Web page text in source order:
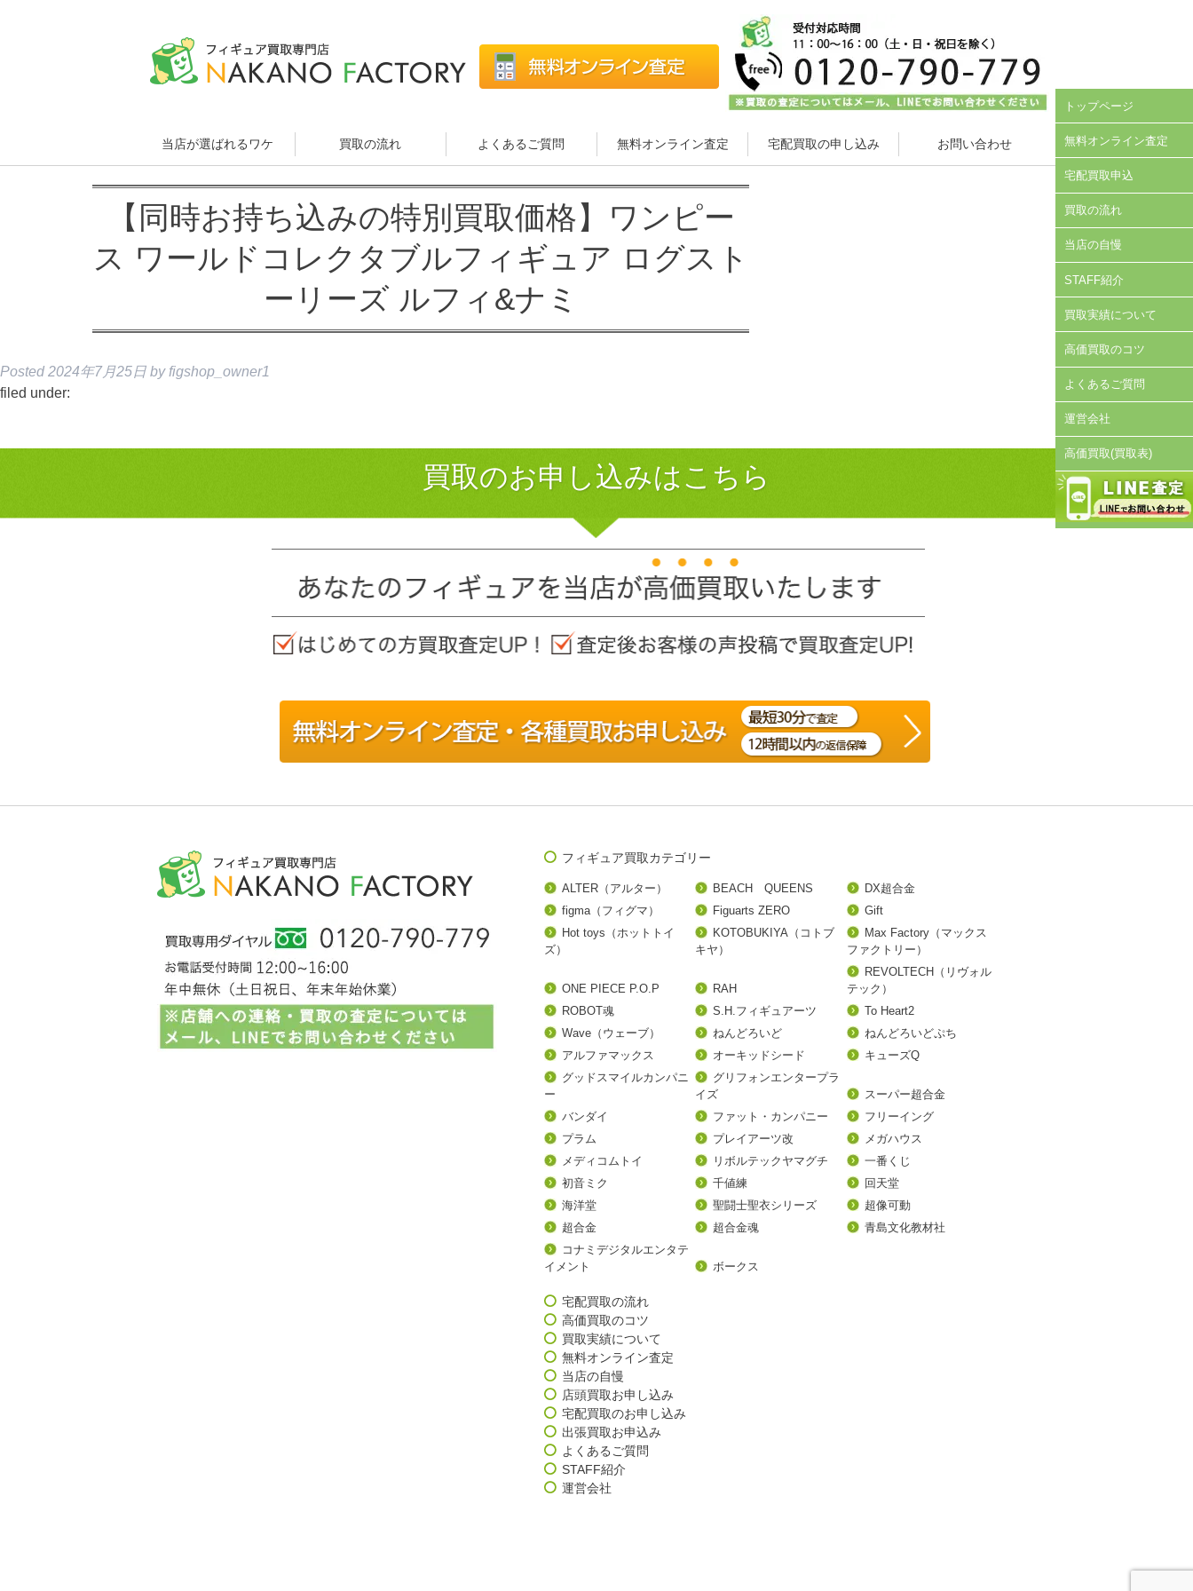
当店が選ばれるワケ 買取の流れ よくあるご質問 無料オンライン査定 宅配買取の申し込み お問い合わせ
【同時お持ち込みの特別買取価格】ワンピー
ス ワールドコレクタブルフィギュア ログスト
ーリーズ ルフィ&ナミ
Posted 2024年7月25日 by figshop_owner1
filed under:
トップページ
無料オンライン査定
宅配買取申込
買取の流れ
当店の自慢
STAFF紹介
買取実績について
高価買取のコツ
よくあるご質問
運営会社
高価買取(買取表)
買取のお申し込みはこちら
フィギュア買取カテゴリー
ALTER（アルター） BEACH QUEENS
DX超合金
figma（フィグマ）
Figuarts ZERO
Gift
Hot toys（ホットトイ
ズ）
KOTOBUKIYA（コトブ
キヤ）
Max Factory（マックス
ファクトリー）
ONE PIECE P.O.P RAH
REVOLTECH（リヴォル
テック）
ROBOT魂
S.H.フィギュアーツ
To Heart2
Wave（ウェーブ）
ねんどろいど
ねんどろいどぷち
アルファマックス
オーキッドシード
キューズQ
グッドスマイルカンパニ
ー
グリフォンエンタープラ
イズ
スーパー超合金
バンダイ
ファット・カンパニー
フリーイング
プラム
プレイアーツ改
メガハウス
メディコムトイ
リボルテックヤマグチ
一番くじ
初音ミク
千値練
回天堂
海洋堂
聖闘士聖衣シリーズ
超像可動
超合金
超合金魂
青島文化教材社
コナミデジタルエンタテ
イメント
ボークス
宅配買取の流れ
高価買取のコツ
買取実績について
無料オンライン査定
当店の自慢
店頭買取お申し込み
宅配買取のお申し込み
出張買取お申込み
よくあるご質問
STAFF紹介
運営会社